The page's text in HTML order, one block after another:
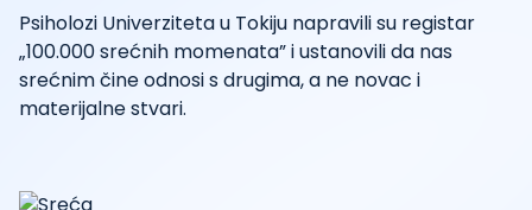
Psiholozi Univerziteta u Tokiju napravili su registar
„100.000 srećnih momenata” i ustanovili da nas
srećnim čine odnosi s drugima, a ne novac i
materijalne stvari.